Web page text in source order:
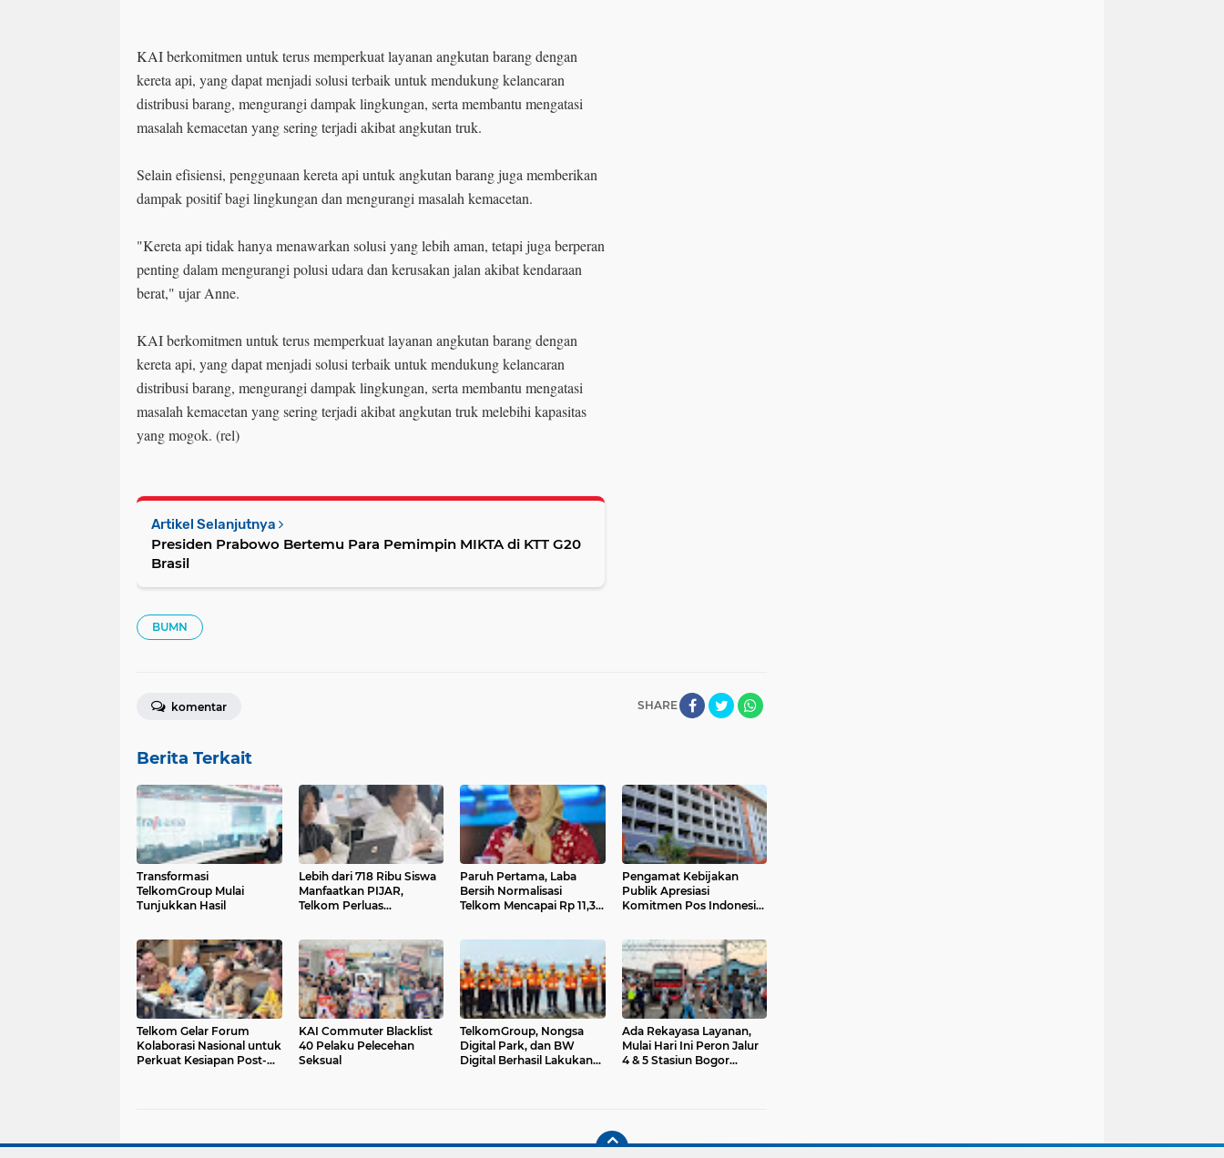
KAI berkomitmen untuk terus memperkuat layanan angkutan barang dengan
kereta api, yang dapat menjadi solusi terbaik untuk mendukung kelancaran
distribusi barang, mengurangi dampak lingkungan, serta membantu mengatasi
masalah kemacetan yang sering terjadi akibat angkutan truk.
Selain efisiensi, penggunaan kereta api untuk angkutan barang juga memberikan
dampak positif bagi lingkungan dan mengurangi masalah kemacetan.
"Kereta api tidak hanya menawarkan solusi yang lebih aman, tetapi juga berperan
penting dalam mengurangi polusi udara dan kerusakan jalan akibat kendaraan
berat," ujar Anne.
KAI berkomitmen untuk terus memperkuat layanan angkutan barang dengan
kereta api, yang dapat menjadi solusi terbaik untuk mendukung kelancaran
distribusi barang, mengurangi dampak lingkungan, serta membantu mengatasi
masalah kemacetan yang sering terjadi akibat angkutan truk melebihi kapasitas
yang mogok. (rel)
Artikel Selanjutnya
Presiden Prabowo Bertemu Para Pemimpin MIKTA di KTT G20
Brasil
BUMN
SHARE
komentar
Berita Terkait
Transformasi
TelkomGroup Mulai
Tunjukkan Hasil
Lebih dari 718 Ribu Siswa
Manfaatkan PIJAR,
Telkom Perluas
Paruh Pertama, Laba
Bersih Normalisasi
Telkom Mencapai Rp 11,3
Pengamat Kebijakan
Publik Apresiasi
Komitmen Pos Indonesia
Telkom Gelar Forum
Kolaborasi Nasional untuk
Perkuat Kesiapan Post-
KAI Commuter Blacklist
40 Pelaku Pelecehan
Seksual
TelkomGroup, Nongsa
Digital Park, dan BW
Digital Berhasil Lakukan
Ada Rekayasa Layanan,
Mulai Hari Ini Peron Jalur
4 & 5 Stasiun Bogor